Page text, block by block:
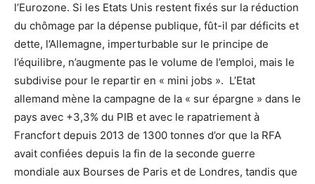
l’Eurozone. Si les Etats Unis restent fixés sur la réduction
du chômage par la dépense publique, fût-il par déficits et
dette, l’Allemagne, imperturbable sur le principe de
l’équilibre, n’augmente pas le volume de l’emploi, mais le
subdivise pour le repartir en « mini jobs ». L’Etat
allemand mène la campagne de la « sur épargne » dans le
pays avec +3,3% du PIB et avec le rapatriement à
Francfort depuis 2013 de 1300 tonnes d’or que la RFA
avait confiées depuis la fin de la seconde guerre
mondiale aux Bourses de Paris et de Londres, tandis que